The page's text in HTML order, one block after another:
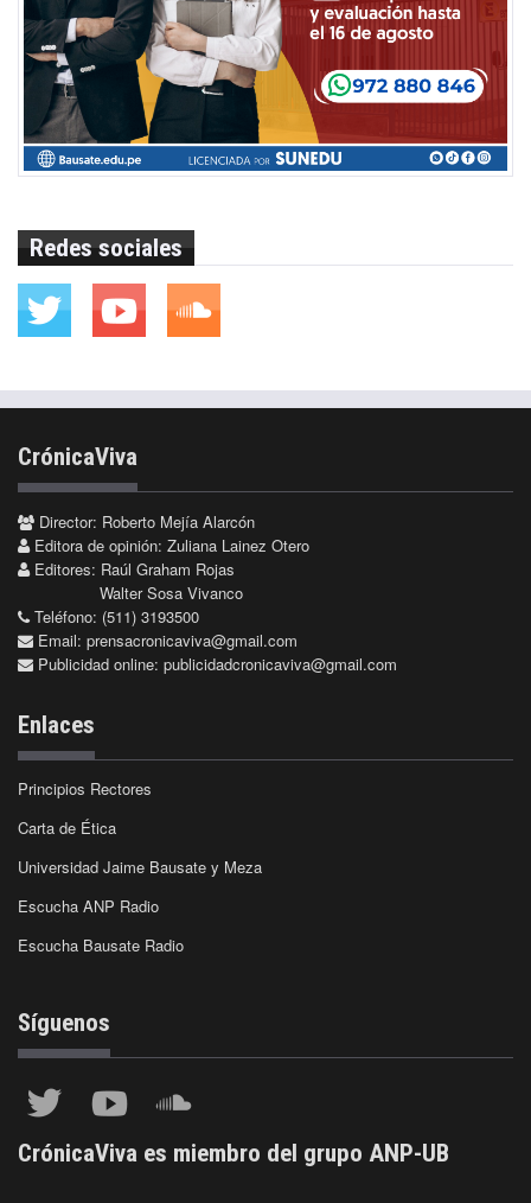
Redes sociales
CrónicaViva
Director: Roberto Mejía Alarcón
Editora de opinión: Zuliana Lainez Otero
Editores: Raúl Graham Rojas
Walter Sosa Vivanco
Teléfono: (511) 3193500
Email: prensacronicaviva@gmail.com
Publicidad online: publicidadcronicaviva@gmail.com
Enlaces
Principios Rectores
Carta de Ética
Universidad Jaime Bausate y Meza
Escucha ANP Radio
Escucha Bausate Radio
Síguenos
CrónicaViva es miembro del grupo ANP-UB